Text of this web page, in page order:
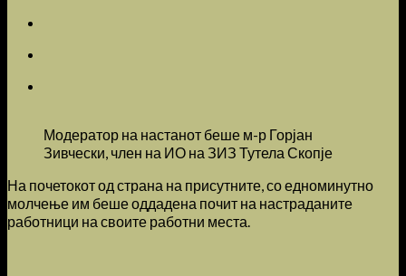
Модератор на настанот беше м-р Горјан
Зивчески, член на ИО на ЗИЗ Тутела Скопје
На почетокот од страна на присутните, со едноминутно
молчење им беше оддадена почит на настраданите
работници на своите работни места.